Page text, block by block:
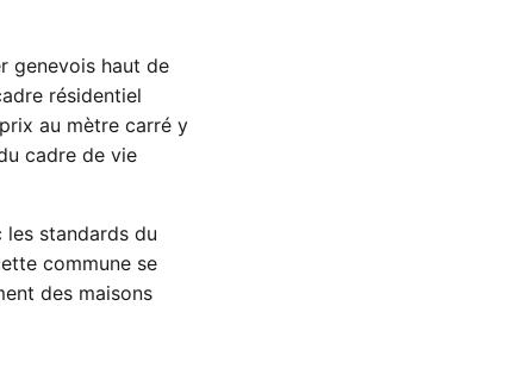
genevois haut de
résidentiel
au mètre carré y
cadre de vie
standards du
commune se
des maisons